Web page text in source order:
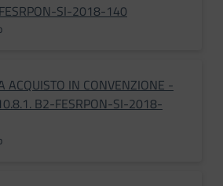
SI-2018-140
ACQUISTO IN CONVENZIONE -
B2-FESRPON-SI-2018-